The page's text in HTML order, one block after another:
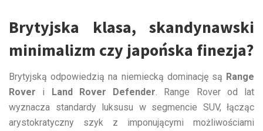
Brytyjska klasa, skandynawski
minimalizm czy japońska finezja?
Brytyjską odpowiedzią na niemiecką dominację są Range
Rover i Land Rover Defender . Range Rover od lat
wyznacza standardy luksusu w segmencie SUV, łącząc
arystokratyczny szyk z imponującymi możliwościami